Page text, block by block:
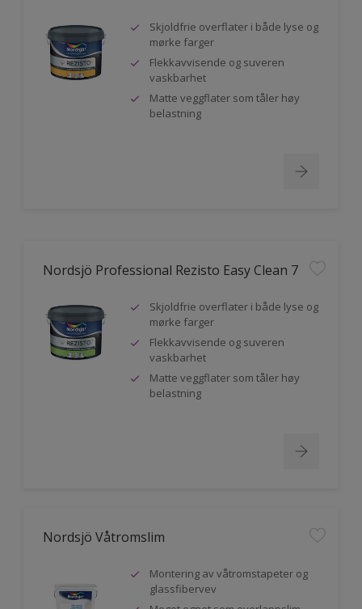
Skjoldfrie overflater i både lyse og
mørke farger
Flekkavvisende og suveren
vaskbarhet
Matte veggflater som tåler høy
belastning
Nordsjö Professional Rezisto Easy Clean 7
Skjoldfrie overflater i både lyse og
mørke farger
Flekkavvisende og suveren
vaskbarhet
Matte veggflater som tåler høy
belastning
Nordsjö Våtromslim
Montering av våtromstapeter og
glassfibervev